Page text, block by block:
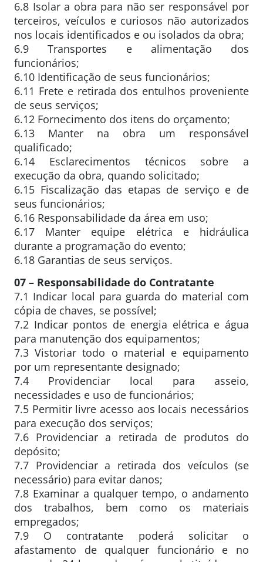
6.8 Isolar a obra para não ser responsável por
terceiros, veículos e curiosos não autorizados
nos locais identificados e ou isolados da obra;
6.9 Transportes e alimentação dos
funcionários;
6.10 Identificação de seus funcionários;
6.11 Frete e retirada dos entulhos proveniente
de seus serviços;
6.12 Fornecimento dos itens do orçamento;
6.13 Manter na obra um responsável
qualificado;
6.14 Esclarecimentos técnicos sobre a
execução da obra, quando solicitado;
6.15 Fiscalização das etapas de serviço e de
seus funcionários;
6.16 Responsabilidade da área em uso;
6.17 Manter equipe elétrica e hidráulica
durante a programação do evento;
6.18 Garantias de seus serviços.
07 – Responsabilidade do Contratante
7.1 Indicar local para guarda do material com
cópia de chaves, se possível;
7.2 Indicar pontos de energia elétrica e água
para manutenção dos equipamentos;
7.3 Vistoriar todo o material e equipamento
por um representante designado;
7.4 Providenciar local para asseio,
necessidades e uso de funcionários;
7.5 Permitir livre acesso aos locais necessários
para execução dos serviços;
7.6 Providenciar a retirada de produtos do
depósito;
7.7 Providenciar a retirada dos veículos (se
necessário) para evitar danos;
7.8 Examinar a qualquer tempo, o andamento
dos trabalhos, bem como os materiais
empregados;
7.9 O contratante poderá solicitar o
afastamento de qualquer funcionário e no